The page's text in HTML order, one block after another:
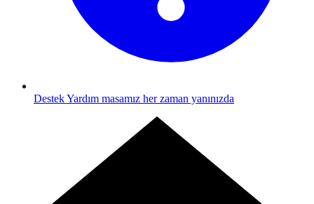
DestekYardım masamız her zaman yanınızda